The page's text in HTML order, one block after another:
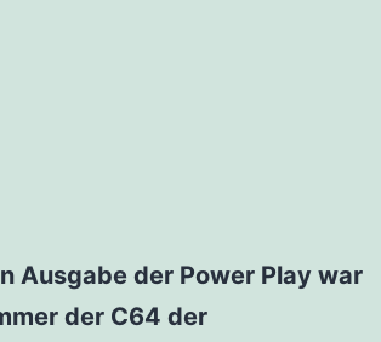
Ausgabe der Power Play war
der C64 der